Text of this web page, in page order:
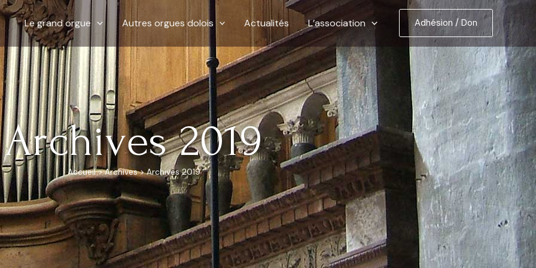
Le grand orgue Autres orgues dolois Actualités L’association Adhésion / Don
Archives 2019
Accueil>Archives>Archives 2019